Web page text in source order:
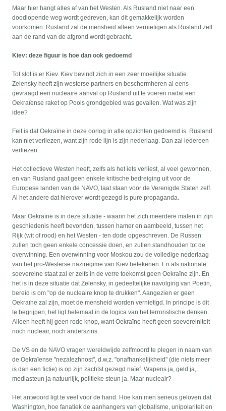
Maar hier hangt alles af van het Westen. Als Rusland niet naar een
doodlopende weg wordt gedreven, kan dit gemakkelijk worden
voorkomen. Rusland zal de mensheid alleen vernietigen als Rusland zelf
aan de rand van de afgrond wordt gebracht.
Kiev: deze figuur is hoe dan ook gedoemd
Tot slot is er Kiev. Kiev bevindt zich in een zeer moeilijke situatie.
Zelensky heeft zijn westerse partners en beschermheren al eens
gevraagd een nucleaire aanval op Rusland uit te voeren nadat een
Oekraïense raket op Pools grondgebied was gevallen. Wat was zijn
idee?
Feit is dat Oekraïne in deze oorlog in alle opzichten gedoemd is. Rusland
kan niet verliezen, want zijn rode lijn is zijn nederlaag. Dan zal iedereen
verliezen.
Het collectieve Westen heeft, zelfs als het iets verliest, al veel gewonnen,
en van Rusland gaat geen enkele kritische bedreiging uit voor de
Europese landen van de NAVO, laat staan voor de Verenigde Staten zelf.
Al het andere dat hierover wordt gezegd is pure propaganda.
Maar Oekraïne is in deze situatie - waarin het zich meerdere malen in zijn
geschiedenis heeft bevonden, tussen hamer en aambeeld, tussen het
Rijk (wit of rood) en het Westen - ten dode opgeschreven. De Russen
zullen toch geen enkele concessie doen, en zullen standhouden tot de
overwinning. Een overwinning voor Moskou zou de volledige nederlaag
van het pro-Westerse naziregime van Kiev betekenen. En als nationale
soevereine staat zal er zelfs in de verre toekomst geen Oekraïne zijn. En
het is in deze situatie dat Zelensky, in gedeeltelijke navolging van Poetin,
bereid is om "op de nucleaire knop te drukken". Aangezien er geen
Oekraïne zal zijn, moet de mensheid worden vernietigd. In principe is dit
te begrijpen, het ligt helemaal in de logica van het terroristische denken.
Alleen heeft hij geen rode knop, want Oekraïne heeft geen soevereiniteit -
noch nucleair, noch anderszins.
De VS en de NAVO vragen wereldwijde zelfmoord te plegen in naam van
de Oekraïense "nezalezhnost", d.w.z. "onafhankelijkheid" (die niets meer
is dan een fictie) is op zijn zachtst gezegd naïef. Wapens ja, geld ja,
mediasteun ja natuurlijk, politieke steun ja. Maar nucleair?
Het antwoord ligt te veel voor de hand. Hoe kan men serieus geloven dat
Washington, hoe fanatiek de aanhangers van globalisme, unipolariteit en